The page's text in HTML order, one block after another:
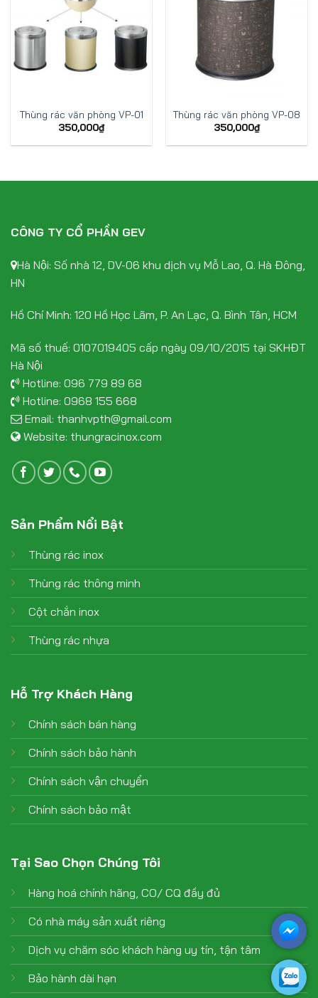
Thùng rác văn phòng VP-01
350,000₫
Thùng rác văn phòng VP-08
350,000₫
CÔNG TY CỔ PHẦN GEV
Hà Nội: Số nhà 12, DV-06 khu dịch vụ Mỗ Lao, Q. Hà Đông,
HN
Hồ Chí Minh: 120 Hồ Học Lãm, P. An Lạc, Q. Bình Tân, HCM
Mã số thuế: 0107019405 cấp ngày 09/10/2015 tại SKHĐT
Hà Nội
Hotline: 096 779 89 68
Hotline: 0968 155 668
Email: thanhvpth@gmail.com
Website: thungracinox.com
Sản Phẩm Nổi Bật
Thùng rác inox
Thùng rác thông minh
Cột chắn inox
Thùng rác nhựa
Hỗ Trợ Khách Hàng
Chính sách bán hàng
Chính sách bảo hành
Chính sách vận chuyển
Chính sách bảo mật
Tại Sao Chọn Chúng Tôi
Hàng hoá chính hãng, CO/ CQ đầy đủ
Có nhà máy sản xuất riêng
Dịch vụ chăm sóc khách hàng uy tín, tận tâm
Bảo hành dài hạn